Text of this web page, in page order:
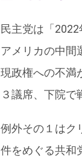
民主党は「
アメリカの中間
現政権への不満
３議席、下院で
例外その１はク
件をめぐる共和